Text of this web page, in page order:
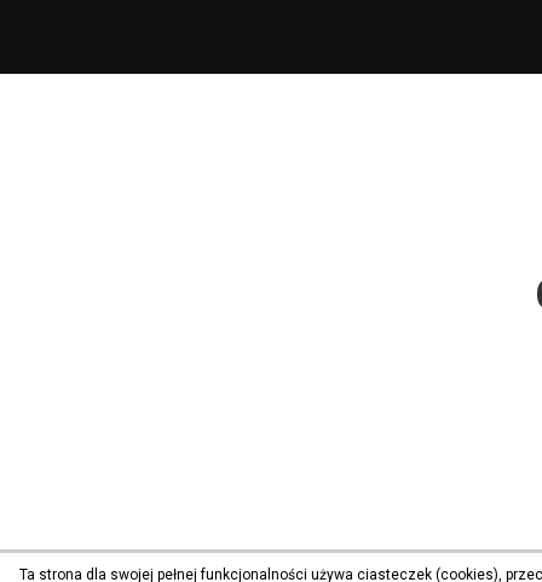
Ta strona dla swojej pełnej funkcjonalności używa ciasteczek (cookies),